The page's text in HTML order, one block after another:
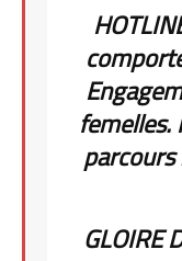
parcours
GLOIRE